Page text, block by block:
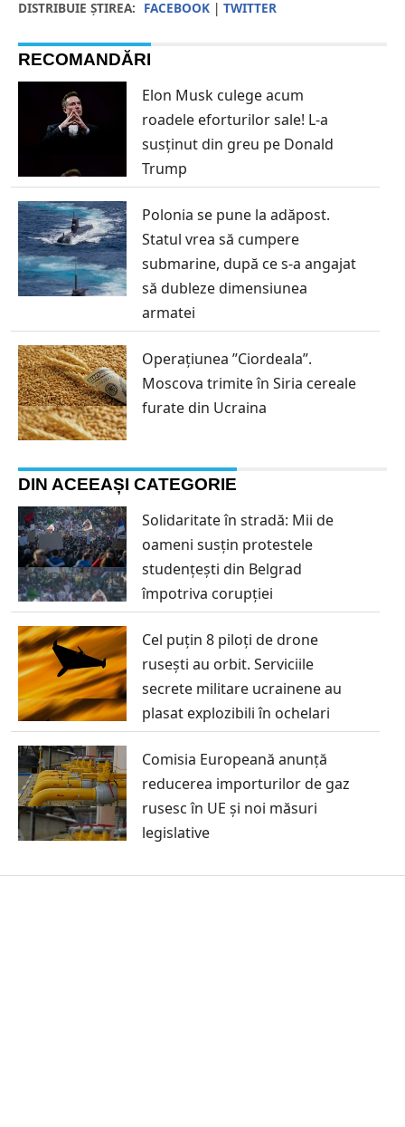
DISTRIBUIE ȘTIREA: FACEBOOK| TWITTER
RECOMANDĂRI
Elon Musk culege acum
roadele eforturilor sale! L-a
susținut din greu pe Donald
Trump
Polonia se pune la adăpost.
Statul vrea să cumpere
submarine, după ce s-a angajat
să dubleze dimensiunea
armatei
Operațiunea ”Ciordeala”.
Moscova trimite în Siria cereale
furate din Ucraina
DIN ACEEAȘI CATEGORIE
Solidaritate în stradă: Mii de
oameni susțin protestele
studențești din Belgrad
împotriva corupției
Cel puțin 8 piloți de drone
rusești au orbit. Serviciile
secrete militare ucrainene au
plasat explozibili în ochelari
Comisia Europeană anunță
reducerea importurilor de gaz
rusesc în UE și noi măsuri
legislative